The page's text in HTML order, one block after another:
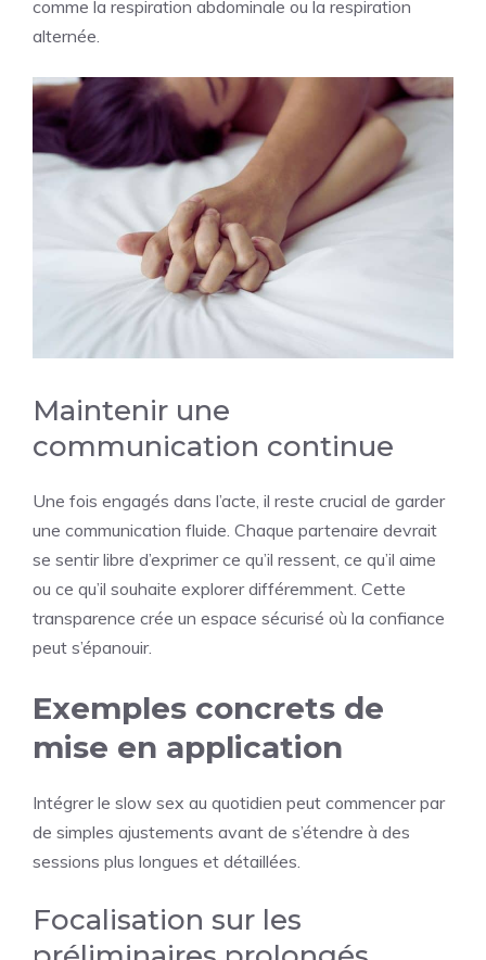
comme la respiration abdominale ou la respiration
alternée.
Maintenir une
communication continue
Une fois engagés dans l’acte, il reste crucial de garder
une communication fluide. Chaque partenaire devrait
se sentir libre d’exprimer ce qu’il ressent, ce qu’il aime
ou ce qu’il souhaite explorer différemment. Cette
transparence crée un espace sécurisé où la confiance
peut s’épanouir.
Exemples concrets de
mise en application
Intégrer le slow sex au quotidien peut commencer par
de simples ajustements avant de s’étendre à des
sessions plus longues et détaillées.
Focalisation sur les